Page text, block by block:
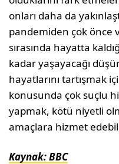
onları daha da
pandemiden çok önce
sırasında hayatta
kadar yaşayacağı
hayatlarını tartışmak
konusunda çok suçlu
yapmak, kötü niyetli
amaçlara hizmet
Kaynak: BBC